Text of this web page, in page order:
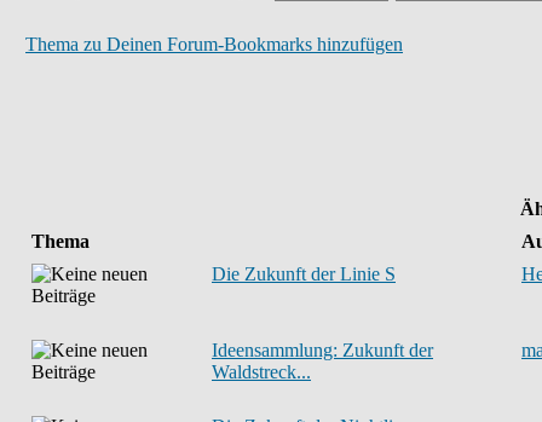
Thema zu Deinen Forum-Bookmarks hinzufügen
Thema
Die Zukunft der Linie S
Ideensammlung: Zukunft der
Waldstreck...